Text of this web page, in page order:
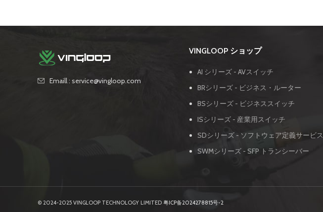
Emaill : service@vingloop.com
VINGLOOP ショップ
AI シリーズ - AVスイッチ
BRシリーズ - ビジネス・ルーター
BSシリーズ - ビジネススイッチ
ISシリーズ - 産業用スイッチ
SDシリーズ - ソフトウェア定義サービス
SWMシリーズ - SFP トランシーバー
© 2024-2025 VINGLOOP TECHNOLOGY LIMITED 粤ICP备2024278815号-2